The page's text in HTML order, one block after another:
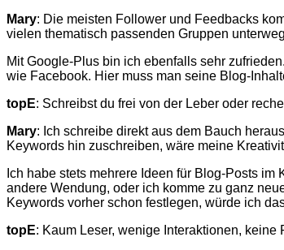
Mary: Die meisten Follower und Feedbacks
vielen thematisch passenden Gruppen
Mit Google-Plus bin ich ebenfalls sehr
wie Facebook. Hier muss man seine Blog-
topE: Schreibst du frei von der Leber oder
Mary: Ich schreibe direkt aus dem Bauch
Keywords hin zuschreiben, wäre meine
Ich habe stets mehrere Ideen für Blog-Posts
andere Wendung, oder ich komme zu ganz
Keywords vorher schon festlegen, würde ich
topE: Kaum Leser, wenige Interaktionen,